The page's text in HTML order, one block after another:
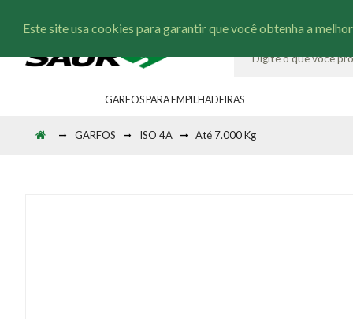
Este site usa cookies para garantir que você obtenha a
GARFOS PARA EMPILHADEIRAS
GARFOS ISO 4A Até 7.000 Kg